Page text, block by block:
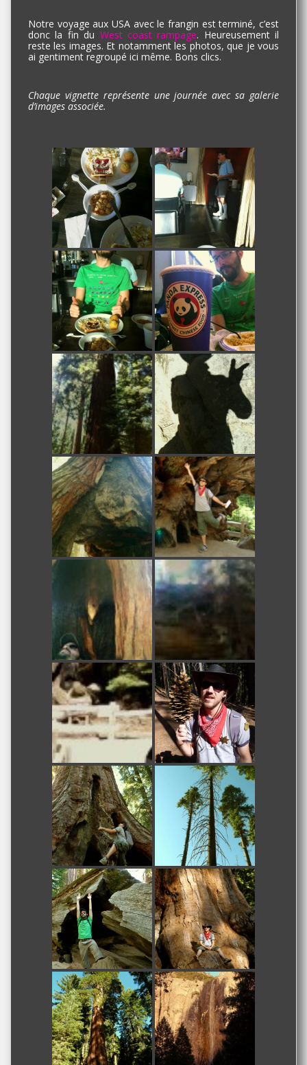
Notre voyage aux USA avec le frangin est terminé, c’est
donc la fin du West coast rampage. Heureusement il
reste les images. Et notamment les photos, que je vous
ai gentiment regroupé ici même. Bons clics.
Chaque vignette représente une journée avec sa galerie
d’images associée.